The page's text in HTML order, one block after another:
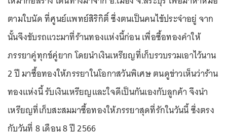
ตามใบนัด ที่ศูนย์แพทย์สิริกิติ์ ซึ่งตนเป็นคนไข้ประจำอยู่ จาก
นั้นจึงขับรถแวะมาที่ร้านทองแห่งนี้ก่อน เพื่อซื้อทองคำให้
ภรรยาคู่ทุกข์คู่ยาก โดยนำเงินเหรียญที่เก็บรวบรวมเอาไว้นาน
2 ปี มาซื้อทองให้ภรรยาในโอกาสวันพิเศษ ตนดูข่าวเห็นว่าร้าน
ทองแห่งนี้ รับเงินเหรียญและใจดีเป็นกันเองกับลูกค้า จึงนำ
เหรียญที่เก็บสะสมมาซื้อทองให้ภรรยาสุดที่รักในวันนี้ ซึ่งตรง
กับวันที่ 8 เดือน 8 ปี 2566